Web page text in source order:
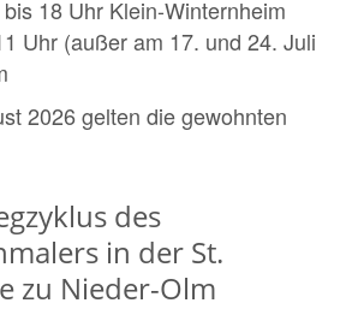
18 Uhr Klein-Winternheim
Uhr (außer am 17. und 24. Juli
2026 gelten die gewohnten
des
in der St.
zu Nieder-Olm